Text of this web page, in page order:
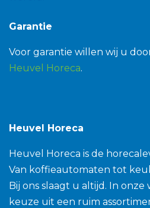
Garantie
Voor garantie willen wij u
Heuvel Horeca.
Heuvel Horeca
Heuvel Horeca is de
Van koffieautomaten tot
Bij ons slaagt u altijd. In
keuze uit een ruim